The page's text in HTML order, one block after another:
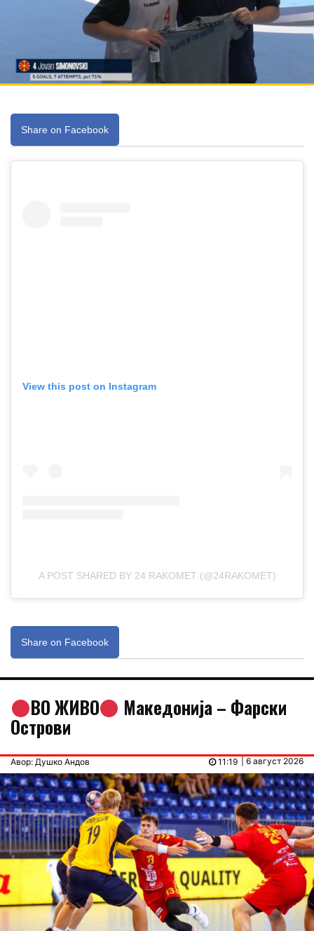
Share on Facebook
View this post on Instagram
A POST SHARED BY 24 RAKOMET (@24RAKOMET)
Share on Facebook
ВО ЖИВО Македонија – Фарски
Острови
Авор: Душко Андов | 6 август 2026
11:19